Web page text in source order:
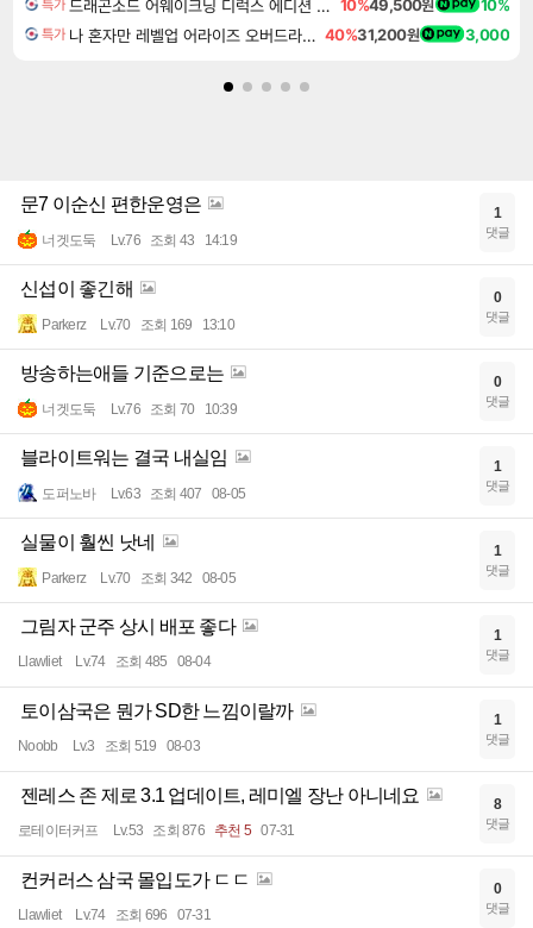
특가 드래곤소드 어웨이크닝 디럭스 에디션 DragonSword Awakening Deluxe Edition 10%49,500원 10%
특가 나 혼자만 레벨업 어라이즈 오버드라이브 디럭스 에디션 Solo Leveling Arise Overdrive Deluxe Edition 40%31,200원 3,000
문7 이순신 편한운영은
너겟도둑 Lv.76 조회 43 14:19
1
댓글
신섭이 좋긴해
Parkerz Lv.70 조회 169 13:10
0
댓글
방송하는애들 기준으로는
너겟도둑 Lv.76 조회 70 10:39
0
댓글
블라이트워는 결국 내실임
도퍼노바 Lv.63 조회 407 08-05
1
댓글
실물이 훨씬 낫네
Parkerz Lv.70 조회 342 08-05
1
댓글
그림자 군주 상시 배포 좋다
Llawliet Lv.74 조회 485 08-04
1
댓글
토이삼국은 뭔가 SD한 느낌이랄까
Noobb Lv.3 조회 519 08-03
1
댓글
젠레스 존 제로 3.1 업데이트, 레미엘 장난 아니네요
로테이터커프 Lv.53 조회 876 추천 5 07-31
8
댓글
컨커러스 삼국 몰입도가 ㄷㄷ
Llawliet Lv.74 조회 696 07-31
0
댓글